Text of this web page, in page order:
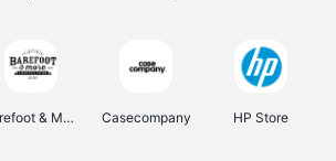
Barefoot & More Casecompany HP Store